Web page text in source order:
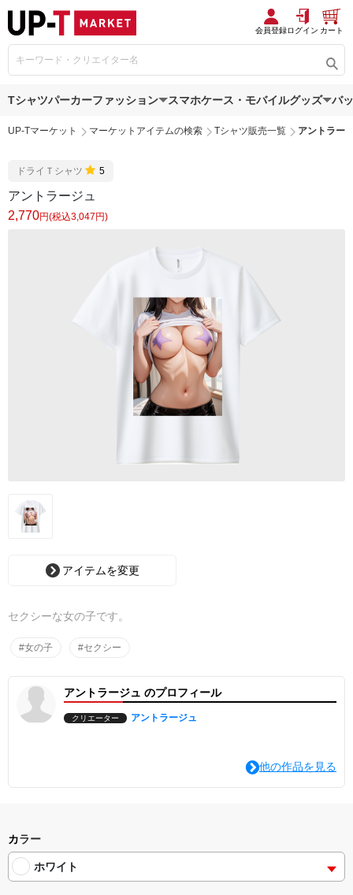
会員登録ログイン カート
Tシャツパーカーファッション スマホケース・モバイルグッズ バ
UP-Tマーケット マーケットアイテムの検索 Tシャツ販売一覧 アントラー
ドライＴシャツ 5
アントラージュ
2,770円(税込3,047円)
アイテムを変更
セクシーな女の子です。
#女の子 #セクシー
アントラージュ のプロフィール
クリエーター アントラージュ
他の作品を見る
カラー
ホワイト